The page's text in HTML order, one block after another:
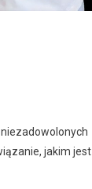
jakim jest